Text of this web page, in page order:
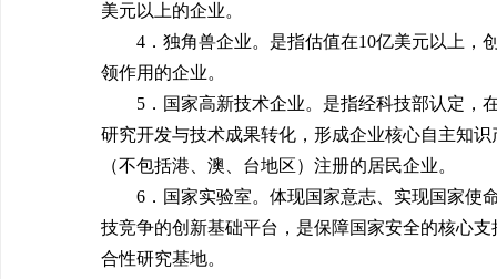
美元以上的企业。
4．独角兽企业。是指估值在10亿美元以上，
领作用的企业。
5．国家高新技术企业。是指经科技部认定，
研究开发与技术成果转化，形成企业核心自主知
（不包括港、澳、台地区）注册的居民企业。
6．国家实验室。体现国家意志、实现国家使
技竞争的创新基础平台，是保障国家安全的核心
合性研究基地。